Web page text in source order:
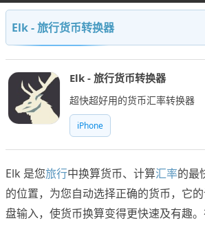
Elk - 旅行货币转换器
Elk - 旅行货币转换器
超快超好用的货币汇率转换器
iPhone
Elk 是您旅行中换算货币、计算汇率的最
的位置，为您自动选择正确的货币，它
盘输入，使货币换算变得更快速及有趣